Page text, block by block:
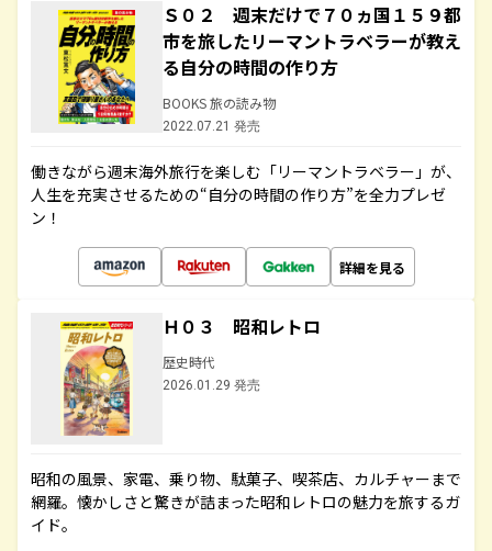
Ｓ０２ 週末だけで７０ヵ国１５９都
市を旅したリーマントラベラーが教え
る自分の時間の作り方
BOOKS 旅の読み物
2022.07.21 発売
働きながら週末海外旅行を楽しむ「リーマントラベラー」が、
人生を充実させるための“自分の時間の作り方”を全力プレゼ
ン！
詳細を見る
Ｈ０３ 昭和レトロ
歴史時代
2026.01.29 発売
昭和の風景、家電、乗り物、駄菓子、喫茶店、カルチャーまで
網羅。懐かしさと驚きが詰まった昭和レトロの魅力を旅するガ
イド。